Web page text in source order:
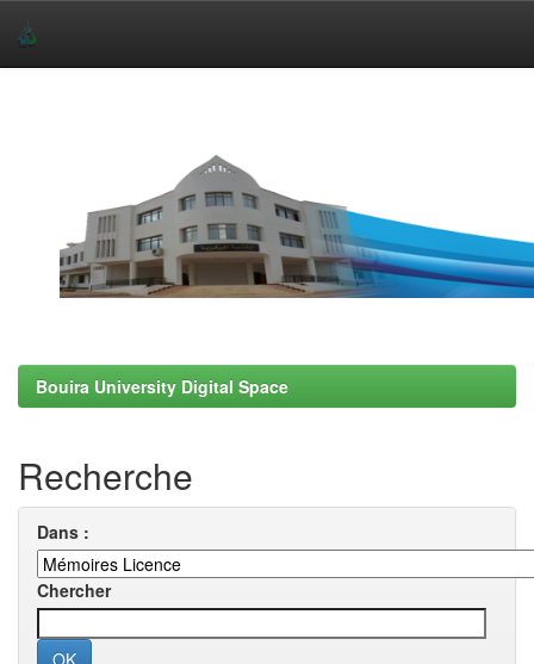
Bouira University Digital Space
Recherche
Dans :
Chercher